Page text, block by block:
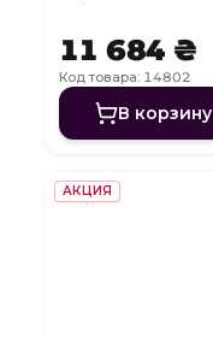
11 684 ₴
Код товара: 14802
В корзину
АКЦИЯ